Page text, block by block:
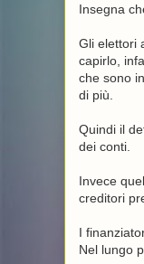
Insegna
Gli elettori
capirlo,
che sono
di più.
Quindi il
dei conti.
Invece
creditori
I
Nel lungo